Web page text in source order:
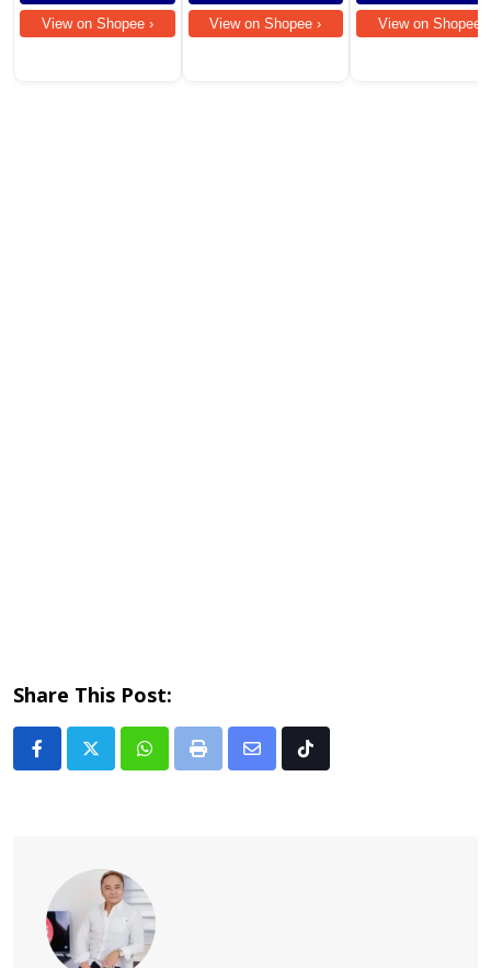
View on Shopee ›
View on Shopee ›
View on Shopee ›
Share This Post:
Whatsapp
Print
Share Tiktok